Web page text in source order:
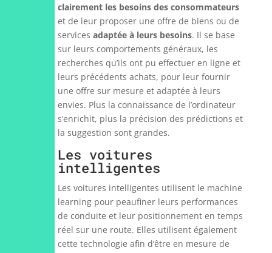
clairement les besoins des consommateurs
et de leur proposer une offre de biens ou de
services adaptée à leurs besoins. Il se base
sur leurs comportements généraux, les
recherches qu’ils ont pu effectuer en ligne et
leurs précédents achats, pour leur fournir
une offre sur mesure et adaptée à leurs
envies. Plus la connaissance de l’ordinateur
s’enrichit, plus la précision des prédictions et
la suggestion sont grandes.
Les voitures
intelligentes
Les voitures intelligentes utilisent le machine
learning pour peaufiner leurs performances
de conduite et leur positionnement en temps
réel sur une route. Elles utilisent également
cette technologie afin d’être en mesure de